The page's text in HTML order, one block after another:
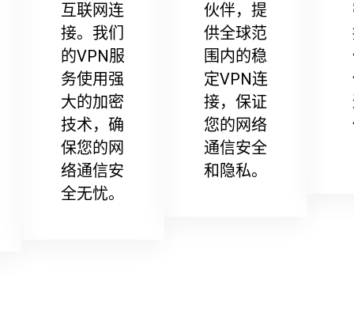
互联网连
接。我们
的VPN服
务使用强
大的加密
技术，确
保您的网
络通信安
全无忧。
伙伴，提
供全球范
围内的稳
定VPN连
接，保证
您的网络
通信安全
和隐私。